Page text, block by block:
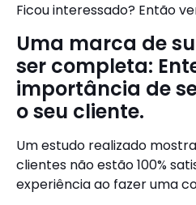
Ficou interessado? Então
Uma marca de
ser completa:
importância de
o seu cliente.
Um estudo realizado
clientes não estão 100%
experiência ao fazer uma